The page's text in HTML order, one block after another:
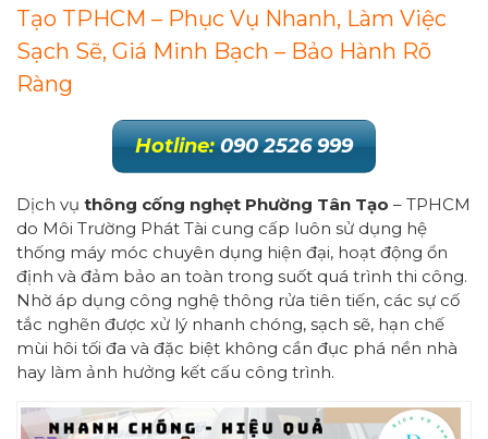
Tạo TPHCM – Phục Vụ Nhanh, Làm Việc
Sạch Sẽ, Giá Minh Bạch – Bảo Hành Rõ
Ràng
Hotline: 090 2526 999
Dịch vụ thông cống nghẹt Phường Tân Tạo – TPHCM
do Môi Trường Phát Tài cung cấp luôn sử dụng hệ
thống máy móc chuyên dụng hiện đại, hoạt động ổn
định và đảm bảo an toàn trong suốt quá trình thi công.
Nhờ áp dụng công nghệ thông rửa tiên tiến, các sự cố
tắc nghẽn được xử lý nhanh chóng, sạch sẽ, hạn chế
mùi hôi tối đa và đặc biệt không cần đục phá nền nhà
hay làm ảnh hưởng kết cấu công trình.